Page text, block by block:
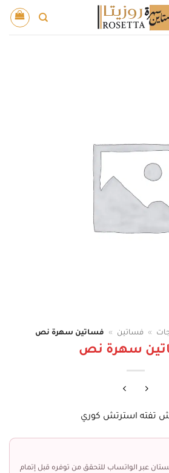
» فساتين » فساتين سهرة نص
سهرة نص
تفته استرتش كوري
عبر الواتساب للتحقق من توفره قبل إتمام